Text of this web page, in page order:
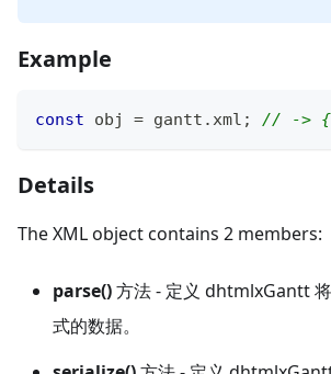
Example
const obj = gantt .xml ; // -> {
Details
The XML object contains 2 members:
parse()方法 - 定义 dhtmlxGantt
式的数据。